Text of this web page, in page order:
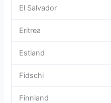
El Salvador
Eritrea
Estland
Fidschi
Finnland